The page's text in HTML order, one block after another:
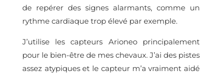
de repérer des signes alarmants, comme un
rythme cardiaque trop élevé par exemple.
J’utilise les capteurs Arioneo principalement
pour le bien-être de mes chevaux. J’ai des pistes
assez atypiques et le capteur m’a vraiment aidé